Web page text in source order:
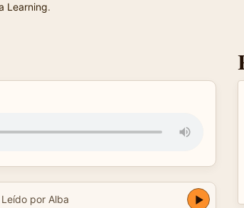
Learning.
Leído por Alba